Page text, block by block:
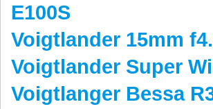
E100S
Voigtlander 15mm
Voigtlander Super
Voigtlanger Bessa